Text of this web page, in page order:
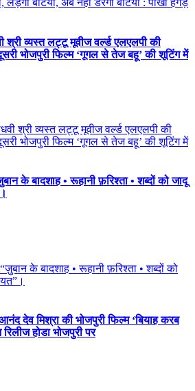
श्री व्यस्त लट्टू मूवीज वर्ल्ड एलएलपी की
भोजपुरी फिल्म ‘गूगल से तेज बहू’ की शूटिंग में
के बादशाह • रूहानी फ़रिश्ता • शब्दों को जादू
देव मिश्रा की भोजपुरी फिल्म ‘बियाह करब
होडा भोजपुरी पर